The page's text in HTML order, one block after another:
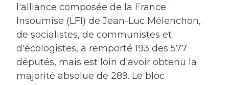
l'alliance composée de la France
Insoumise (LFI) de Jean-Luc Mélenchon,
de socialistes, de communistes et
d'écologistes, a remporté 193 des 577
députés, mais est loin d'avoir obtenu la
majorité absolue de 289. Le bloc